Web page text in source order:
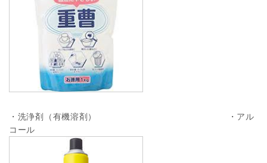
・洗浄剤（有機溶剤） ・アル
コール